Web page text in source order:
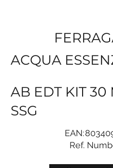
ACQUA
AB EDT KIT 30
SSG
EAN:
Ref.